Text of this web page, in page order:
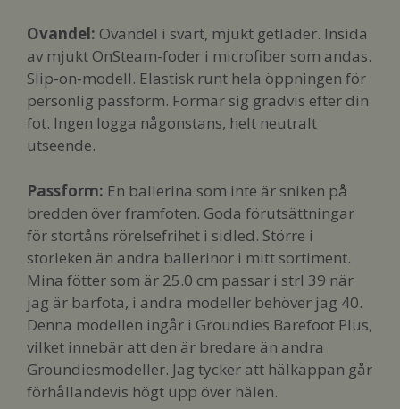
Ovandel: Ovandel i svart, mjukt getläder. Insida
av mjukt OnSteam-foder i microfiber som andas.
Slip-on-modell. Elastisk runt hela öppningen för
personlig passform. Formar sig gradvis efter din
fot. Ingen logga någonstans, helt neutralt
utseende.
Passform: En ballerina som inte är sniken på
bredden över framfoten. Goda förutsättningar
för stortåns rörelsefrihet i sidled. Större i
storleken än andra ballerinor i mitt sortiment.
Mina fötter som är 25.0 cm passar i strl 39 när
jag är barfota, i andra modeller behöver jag 40.
Denna modellen ingår i Groundies Barefoot Plus,
vilket innebär att den är bredare än andra
Groundiesmodeller. Jag tycker att hälkappan går
förhållandevis högt upp över hälen.